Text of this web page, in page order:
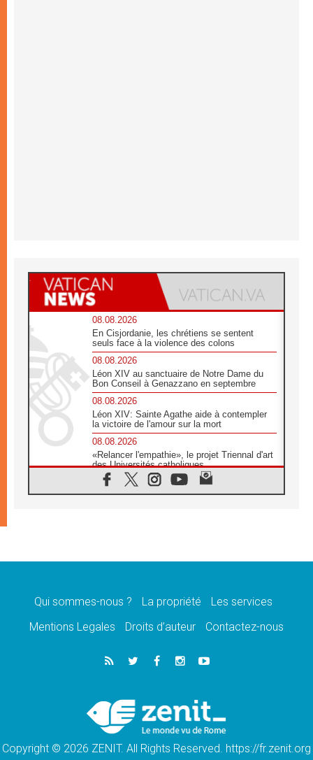
08.08.2026
En Cisjordanie, les chrétiens se sentent
seuls face à la violence des colons
08.08.2026
Léon XIV au sanctuaire de Notre Dame du
Bon Conseil à Genazzano en septembre
08.08.2026
Léon XIV: Sainte Agathe aide à contempler
la victoire de l'amour sur la mort
08.08.2026
«Relancer l'empathie», le projet Triennal d'art
des Universités catholiques
08.08.2026
Signis 2026, donner la parole aux religieuses
07.08.2026
07.08.2026
de l'Assomption et mémoire nationale
«La paix commence par l'empathie» estime
le cardinal Parolin
En Colombie, «la paix ne s'achète pas avec
une signature»
Qui sommes-nous ? La propriété
Les services
Mentions Legales
Droits d’auteur Contactez-nous
Copyright © 2026 ZENIT. All Rights Reserved. https://fr.zenit.org